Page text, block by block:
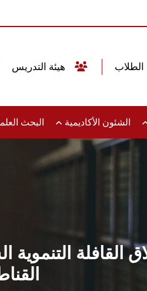
الشئون الأكاديمية البحث
القافلة التنموية